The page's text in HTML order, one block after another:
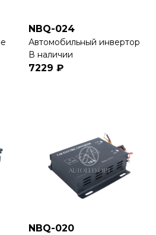
NBQ-024
Автомобильный инвертор
В наличии
7229 ₽
NBQ-020